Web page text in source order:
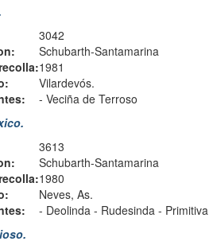
3042
Schubarth-Santamarina
1981
Vilardevós.
- Veciña de Terroso
3613
Schubarth-Santamarina
1980
Neves, As.
- Deolinda - Rudesinda - Primitiva